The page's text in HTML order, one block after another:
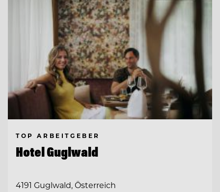
TOP ARBEITGEBER
Hotel Guglwald
4191 Guglwald, Österreich